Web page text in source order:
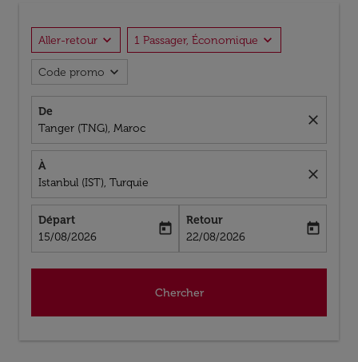
Aller-retour expand_more 1 Passager, Économique expand_more
Code promo expand_more
De
Tanger (TNG), Maroc
close
À
Istanbul (IST), Turquie
close
Départ
fc-booking-departure-date-aria-label
15/08/2026
today
Retour
fc-booking-return-date-aria-label
22/08/2026
today
Chercher